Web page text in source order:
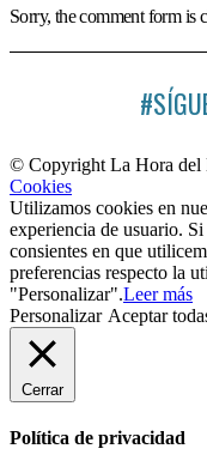
Sorry, the comment form is
© Copyright La Hora del
Cookies
Utilizamos cookies en
experiencia de usuario.
consientes en que
preferencias respecto la
"Personalizar".Leer más
Personalizar Aceptar
Cerrar
Política de privacidad